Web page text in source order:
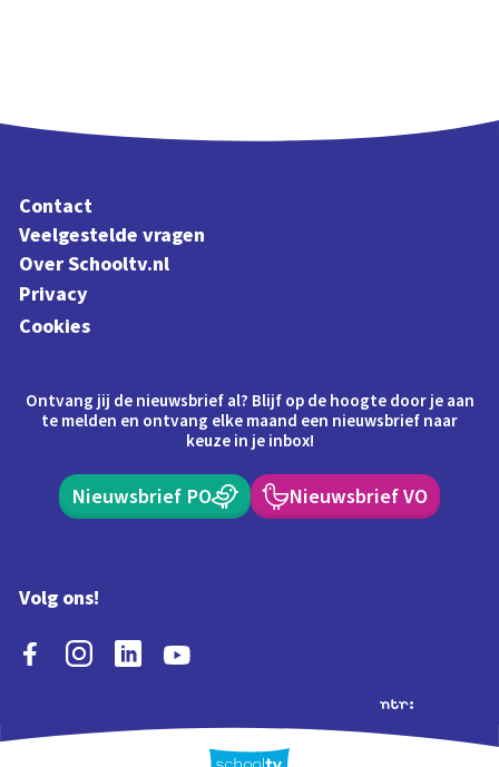
Contact
Veelgestelde vragen
Over Schooltv.nl
Privacy
Cookies
Ontvang jij de nieuwsbrief al? Blijf op de hoogte door je aan
te melden en ontvang elke maand een nieuwsbrief naar
keuze in je inbox!
Nieuwsbrief PO Nieuwsbrief VO
Volg ons!